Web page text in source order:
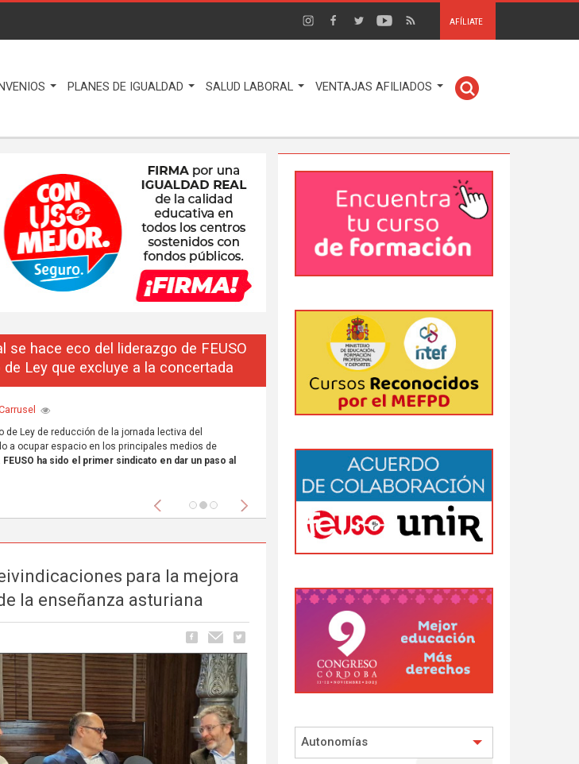
AFÍLIATE
PLANES DE IGUALDAD SALUD LABORAL VENTAJAS AFILIADOS
se hace eco del liderazgo de FEUSO
Ley que excluye a la concertada
de Ley de reducción de la jornada lectiva del
a ocupar espacio en los principales medios de
FEUSO ha sido el primer sindicato en dar un paso al
Anterior Siguiente
para la mejora
la enseñanza asturiana
Autonomías